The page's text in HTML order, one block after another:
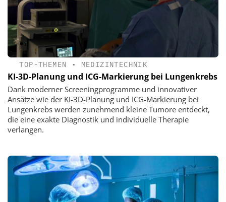
TOP-THEMEN • MEDIZINTECHNIK
KI-3D-Planung und ICG-Markierung bei Lungenkrebs
Dank moderner Screeningprogramme und innovativer
Ansätze wie der KI-3D-Planung und ICG-Markierung bei
Lungenkrebs werden zunehmend kleine Tumore entdeckt,
die eine exakte Diagnostik und individuelle Therapie
verlangen.